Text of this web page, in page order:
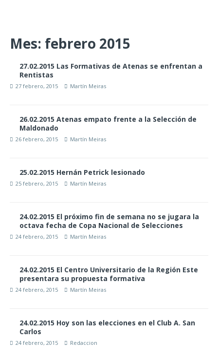
Mes: febrero 2015
27.02.2015 Las Formativas de Atenas se enfrentan a
Rentistas
27 febrero, 2015 Martín Meiras
26.02.2015 Atenas empato frente a la Selección de
Maldonado
26 febrero, 2015 Martín Meiras
25.02.2015 Hernán Petrick lesionado
25 febrero, 2015 Martín Meiras
24.02.2015 El próximo fin de semana no se jugara la
octava fecha de Copa Nacional de Selecciones
24 febrero, 2015 Martín Meiras
24.02.2015 El Centro Universitario de la Región Este
presentara su propuesta formativa
24 febrero, 2015 Martín Meiras
24.02.2015 Hoy son las elecciones en el Club A. San
Carlos
24 febrero, 2015 Redaccion